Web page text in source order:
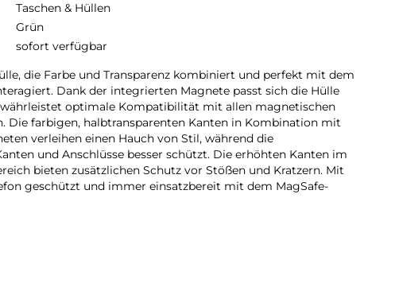
Taschen & Hüllen
Grün
sofort verfügbar
die Farbe und Transparenz kombiniert und perfekt mit dem
Dank der integrierten Magnete passt sich die Hülle
optimale Kompatibilität mit allen magnetischen
Die farbigen, halbtransparenten Kanten in Kombination mit
verleihen einen Hauch von Stil, während die
und Anschlüsse besser schützt. Die erhöhten Kanten im
bieten zusätzlichen Schutz vor Stößen und Kratzern. Mit
geschützt und immer einsatzbereit mit dem MagSafe-